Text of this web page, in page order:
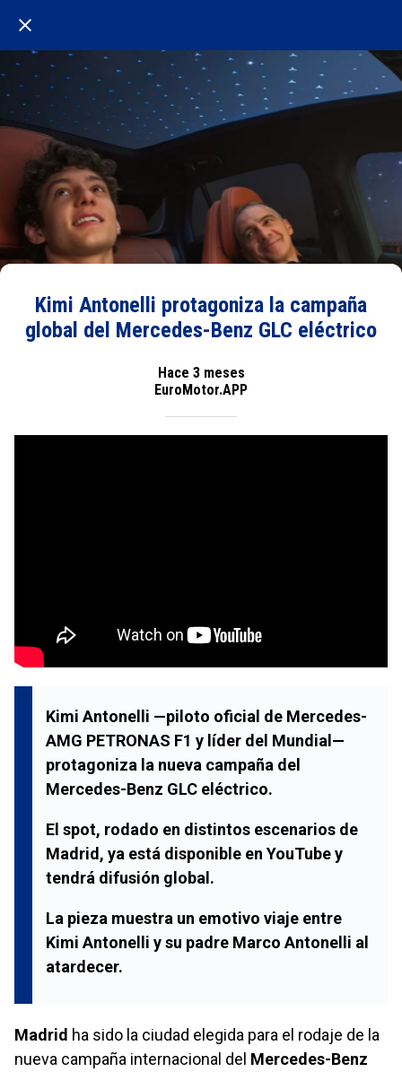
Kimi Antonelli protagoniza la campaña
global del Mercedes-Benz GLC eléctrico
Hace 3 meses
EuroMotor.APP
Kimi Antonelli —piloto oficial de Mercedes-
AMG PETRONAS F1 y líder del Mundial—
protagoniza la nueva campaña del
Mercedes-Benz GLC eléctrico.
El spot, rodado en distintos escenarios de
Madrid, ya está disponible en YouTubey
tendrá difusión global.
La pieza muestra un emotivo viaje entre
Kimi Antonelli y su padre Marco Antonelli al
atardecer.
Madrid ha sido la ciudad elegida para el rodaje de la
nueva campaña internacional del Mercedes-Benz